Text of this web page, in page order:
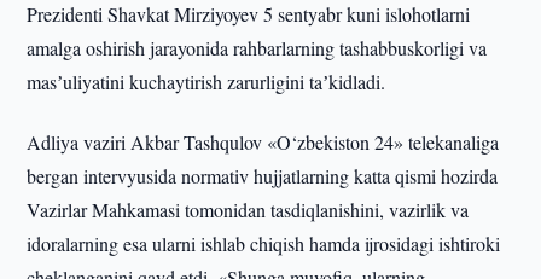
Prezidenti Shavkat Mirziyoyev 5 sentyabr kuni islohotlarni
amalga oshirish jarayonida rahbarlarning tashabbuskorligi va
masʼuliyatini kuchaytirish zarurligini taʼkidladi.
Adliya vaziri Akbar Tashqulov «O‘zbekiston 24» telekanaliga
bergan intervyusida normativ hujjatlarning katta qismi hozirda
Vazirlar Mahkamasi tomonidan tasdiqlanishini, vazirlik va
idoralarning esa ularni ishlab chiqish hamda ijrosidagi ishtiroki